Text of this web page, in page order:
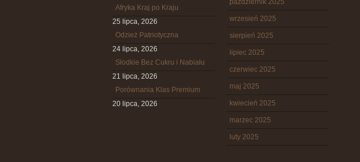
Afryka Kraj po Kraju
25 lipca, 2026
Odzież Patriotyczna
24 lipca, 2026
Słodkie Bez Cukru i Nabiału
21 lipca, 2026
Porównania Klas Premium
20 lipca, 2026
październik 2025
wrzesień 2025
sierpień 2025
lipiec 2025
czerwiec 2025
maj 2025
kwiecień 2025
marzec 2025
luty 2025